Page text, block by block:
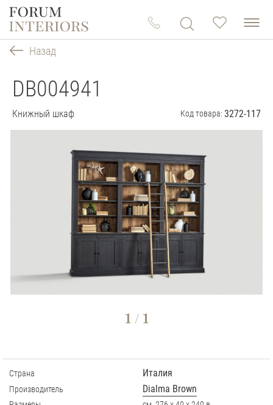
Назад
1 / 1
DB004941
Книжный шкаф Код товара: 3272-117
Страна Италия
Производитель Dialma Brown